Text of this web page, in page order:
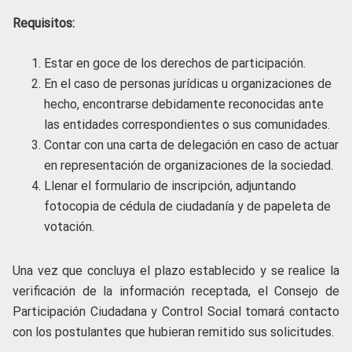
Requisitos:
Estar en goce de los derechos de participación.
En el caso de personas jurídicas u organizaciones de
hecho, encontrarse debidamente reconocidas ante
las entidades correspondientes o sus comunidades.
Contar con una carta de delegación en caso de actuar
en representación de organizaciones de la sociedad.
Llenar el formulario de inscripción, adjuntando
fotocopia de cédula de ciudadanía y de papeleta de
votación.
Una vez que concluya el plazo establecido y se realice la
verificación de la información receptada, el Consejo de
Participación Ciudadana y Control Social tomará contacto
con los postulantes que hubieran remitido sus solicitudes.